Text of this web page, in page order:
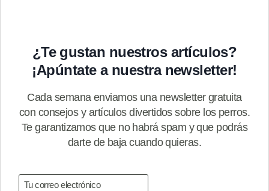
¿Te gustan nuestros artículos?
¡Apúntate a nuestra newsletter!
Cada semana enviamos una newsletter gratuita
con consejos y artículos divertidos sobre los perros.
Te garantizamos que no habrá spam y que podrás
darte de baja cuando quieras.